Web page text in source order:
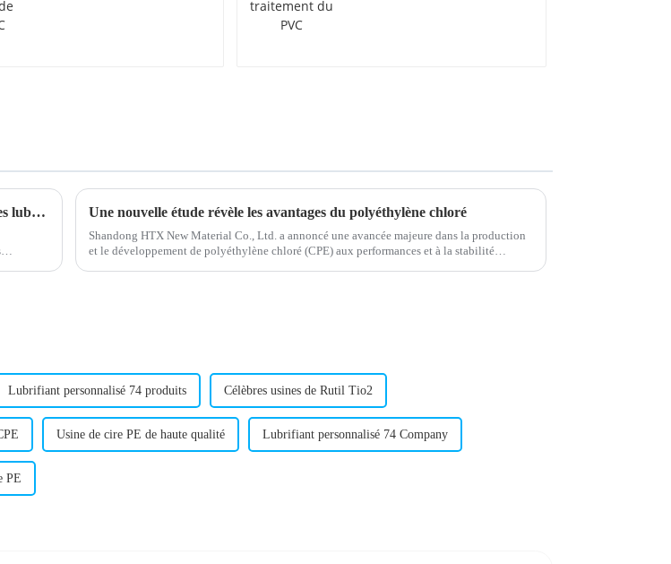
Un fabricant leader présente un nouvel adjuvant de traitement des lubrifiants Une nouvelle étude révèle les avantages du polyéthylène chloré
Shandong HTX New Material Co., Ltd. a annoncé une avancée majeure dans la production
et le développement de polyéthylène chloré (CPE) aux performances et à la stabilité
Lubrifiant personnalisé 74 produits Célèbres usines de Rutil Tio2
Usine de cire PE de haute qualité Lubrifiant personnalisé 74 Company
PE